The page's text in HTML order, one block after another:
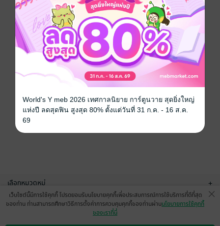
เลือกหมวดหมู่ +
บริการช่วยเหลือ
เว็บไซต์นี้มีการใช้คุกกี้ โปรดยอมรับนโยบายคุกกี้เพื่อประสบการณ์การใช้บริการที่ดีที่สุด
ของท่าน ท่านสามารถศึกษาวิธีการตั้งค่าการควบคุมคุกกี้ของท่านผ่านนโยบายการใช้คุกกี้
ของเราที่นี่
World's Y meb 2026 เทศกาลนิยาย การ์ตูนวาย สุดยิ่งใหญ่
แห่งปี ลดสุดฟิน สูงสุด 80% ตั้งแต่วันที่ 31 ก.ค. - 16 ส.ค.
69